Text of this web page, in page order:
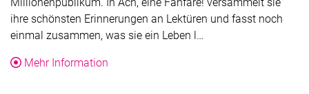
ihre schönsten Erinnerungen an Lektüren und fasst noch
einmal zusammen, was sie ein Leben l…
Mehr Information